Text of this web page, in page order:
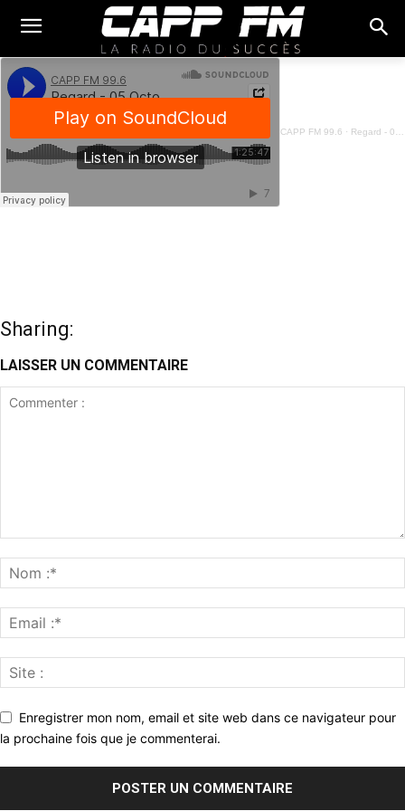
CAPP FM 99.6 · Regard - 05 Octobre 2024
Sharing:
LAISSER UN COMMENTAIRE
Enregistrer mon nom, email et site web dans ce navigateur pour
la prochaine fois que je commenterai.